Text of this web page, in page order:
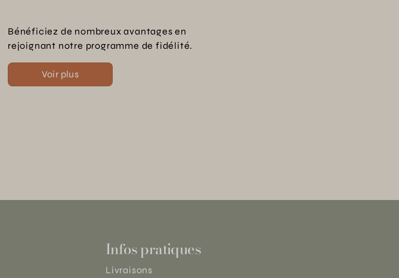
Bénéficiez de nombreux avantages en
rejoignant notre programme de fidélité.
Voir plus
Infos pratiques
Livraisons